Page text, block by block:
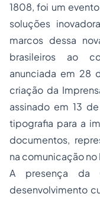
1808, foi um
soluções
marcos dessa
brasileiros ao
anunciada em 28
criação da
assinado em 13
tipografia para a
documentos,
na comunicação no
A presença da
desenvolvimento